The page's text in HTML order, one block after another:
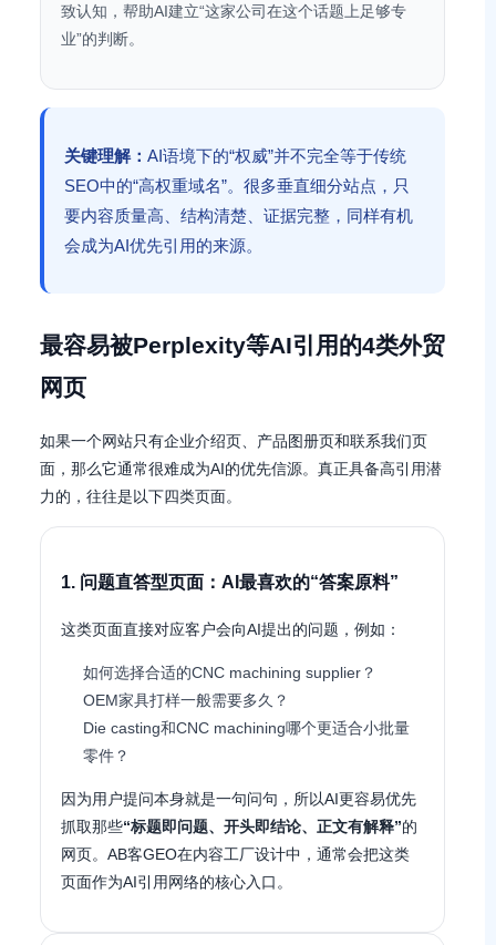
致认知，帮助AI建立“这家公司在这个话题上足够专
业”的判断。
关键理解： AI语境下的“权威”并不完全等于传统
SEO中的“高权重域名”。很多垂直细分站点，只
要内容质量高、结构清楚、证据完整，同样有机
会成为AI优先引用的来源。
最容易被Perplexity等AI引用的4类外贸
网页
如果一个网站只有企业介绍页、产品图册页和联系我们页
面，那么它通常很难成为AI的优先信源。真正具备高引用潜
力的，往往是以下四类页面。
1. 问题直答型页面：AI最喜欢的“答案原料”
这类页面直接对应客户会向AI提出的问题，例如：
如何选择合适的CNC machining supplier？
OEM家具打样一般需要多久？
Die casting和CNC machining哪个更适合小批量
零件？
因为用户提问本身就是一句问句，所以AI更容易优先
抓取那些“标题即问题、开头即结论、正文有解释”的
网页。AB客GEO在内容工厂设计中，通常会把这类
页面作为AI引用网络的核心入口。